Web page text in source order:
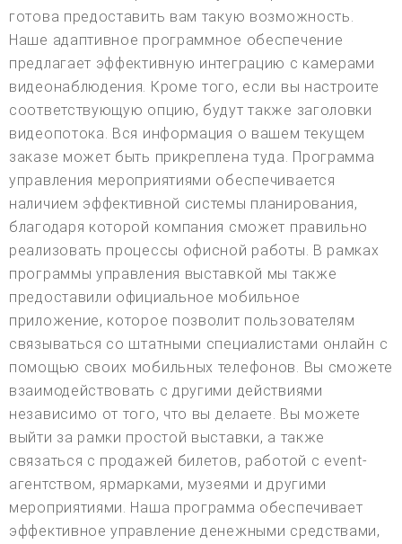
готова предоставить вам такую возможность.
Наше адаптивное программное обеспечение
предлагает эффективную интеграцию с камерами
видеонаблюдения. Кроме того, если вы настроите
соответствующую опцию, будут также заголовки
видеопотока. Вся информация о вашем текущем
заказе может быть прикреплена туда. Программа
управления мероприятиями обеспечивается
наличием эффективной системы планирования,
благодаря которой компания сможет правильно
реализовать процессы офисной работы. В рамках
программы управления выставкой мы также
предоставили официальное мобильное
приложение, которое позволит пользователям
связываться со штатными специалистами онлайн с
помощью своих мобильных телефонов. Вы сможете
взаимодействовать с другими действиями
независимо от того, что вы делаете. Вы можете
выйти за рамки простой выставки, а также
связаться с продажей билетов, работой с event-
агентством, ярмарками, музеями и другими
мероприятиями. Наша программа обеспечивает
эффективное управление денежными средствами,